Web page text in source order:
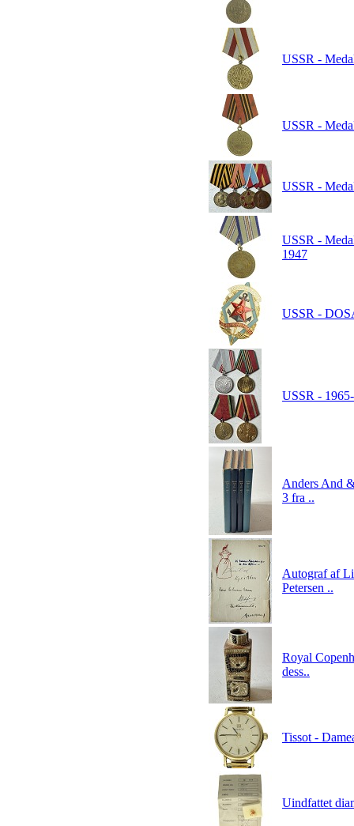
USSR -
USSR -
USSR -
USSR -
1947
USSR -
USSR -
Anders And
3 fra ..
Autograf af
Petersen ..
Royal
dess..
Tissot -
Uindfattet